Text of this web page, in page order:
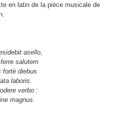
en latin de la pièce musicale de
asello,
salutem
fortè diebus
laboris.
verbo :
magnus.